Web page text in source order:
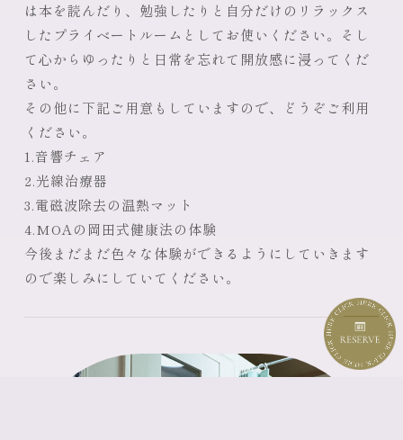
は本を読んだり、勉強したりと自分だけのリラックス
したプライベートルームとしてお使いください。そし
て心からゆったりと日常を忘れて開放感に浸ってくだ
さい。
その他に下記ご用意もしていますので、どうぞご利用
ください。
1.音響チェア
2.光線治療器
3.電磁波除去の温熱マット
4.MOAの岡田式健康法の体験
今後まだまだ色々な体験ができるようにしていきます
ので楽しみにしていてください。